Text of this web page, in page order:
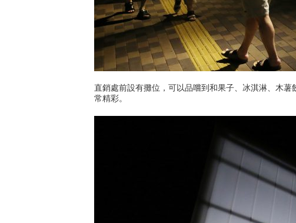
直銷處前設有攤位，可以品嚐到和果子、冰淇淋、木
常精彩。